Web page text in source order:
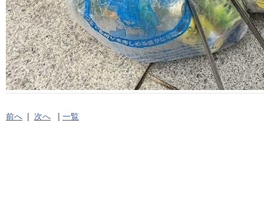
前へ | 次へ | 一覧